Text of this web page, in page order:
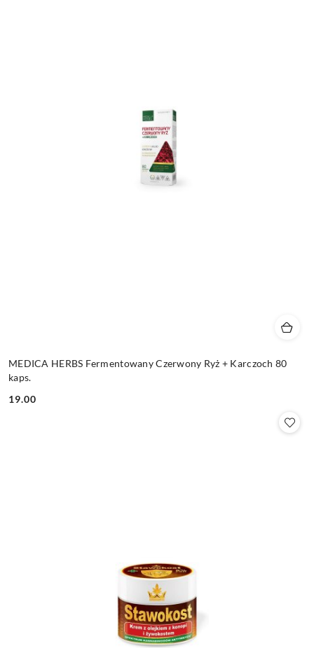
MEDICA HERBS Fermentowany Czerwony Ryż + Karczoch 80
kaps.
Cena:
19.00